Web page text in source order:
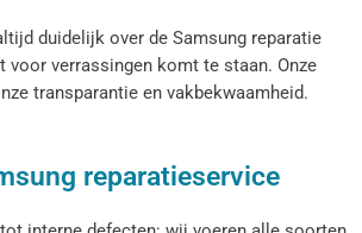
duidelijk over de Samsung reparatie
voor verrassingen komt te staan. Onze
transparantie en vakbekwaamheid.
reparatieservice